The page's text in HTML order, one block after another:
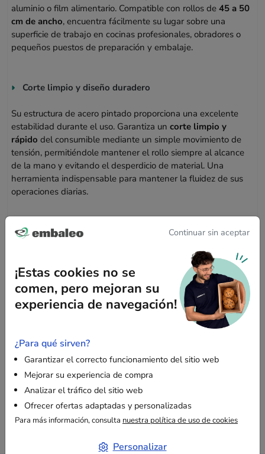
aluminio o film alimentario. Compatible con rollos de45 a 50
cm de ancho, encuentra fácilmente su lugar sobre una
superficie de trabajo en cocinas profesionales, obradores o
pequeños puestos de preparación y embalaje.
Corte limpio y diseño duradero
Su estructura de acero pintado proporciona una excelente
estabilidad durante el uso. Garantiza uncorte limpio y
rápido del consumible mediante un simple movimiento de
tensión, permitiéndole mantener el rollo siempre al alcance
de la mano y evitando el desperdicio de material. Una
herramienta indispensable para mantener la fluidez de sus
operaciones diarias.
Características técnicas
Bobinas de hasta 45 a 50 cm de
ancho.
Capacidad máxima:admite un rollo de hasta 17,5
cm de diámetro (Ø 175 mm).
colocación libre sobre mostrador o
superficie de trabajo.
Material:Acero pintado.
Continuar sin aceptar
¡Estas cookies no se
comen, pero mejoran su
experiencia de navegación!
¿Para qué sirven?
Garantizar el correcto funcionamiento del sitio web
Mejorar su experiencia de compra
Analizar el tráfico del sitio web
Ofrecer ofertas adaptadas y personalizadas
Para más información, consulta nuestra política de uso de cookies
Personalizar